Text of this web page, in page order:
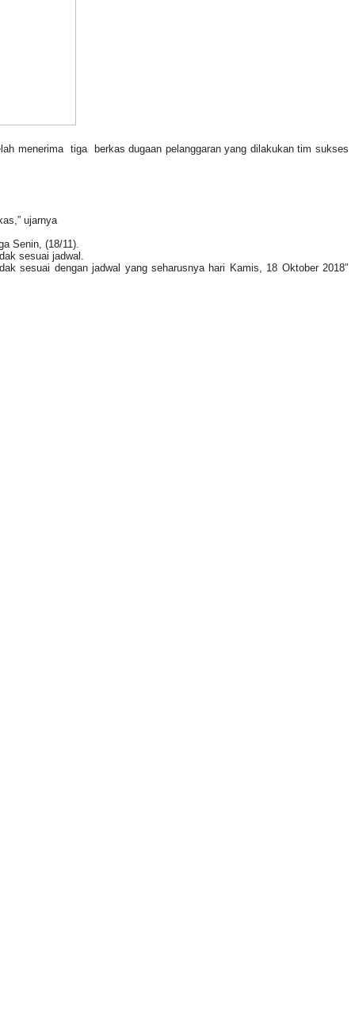
menerima tiga berkas dugaan pelanggaran yang dilakukan tim sukses
ujarnya
Senin, (18/11).
sesuai jadwal.
sesuai dengan jadwal yang seharusnya hari Kamis, 18 Oktober 2018″